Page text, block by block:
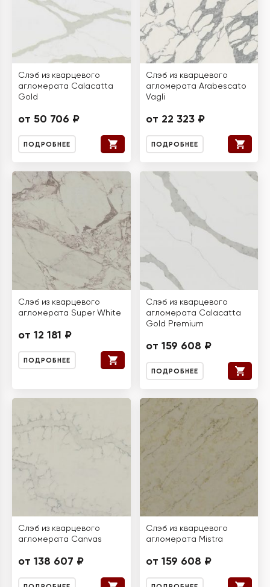
Слэб из кварцевого
агломерата Calacatta
Gold
от 50 706 ₽
ПОДРОБНЕЕ
Слэб из кварцевого
агломерата Arabescato
Vagli
от 22 323 ₽
ПОДРОБНЕЕ
Слэб из кварцевого
агломерата Super White
от 12 181 ₽
ПОДРОБНЕЕ
Слэб из кварцевого
агломерата Calacatta
Gold Premium
от 159 608 ₽
ПОДРОБНЕЕ
Слэб из кварцевого
агломерата Canvas
от 138 607 ₽
Слэб из кварцевого
агломерата Mistra
от 159 608 ₽